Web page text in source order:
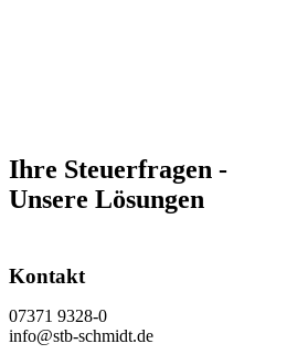
Ihre Steuerfragen -
Unsere Lösungen
Kontakt
07371 9328-0
info@stb-schmidt.de